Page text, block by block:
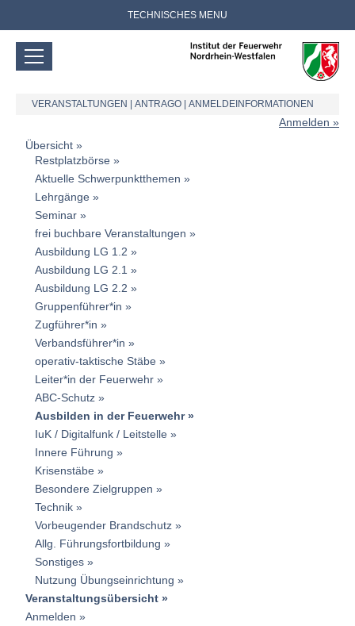
TECHNISCHES MENU
VERANSTALTUNGEN ANTRAGO ANMELDEINFORMATIONEN
Anmelden
Übersicht
Restplatzbörse
Aktuelle Schwerpunktthemen
Lehrgänge
Seminar
frei buchbare Veranstaltungen
Ausbildung LG 1.2
Ausbildung LG 2.1
Ausbildung LG 2.2
Gruppenführer*in
Zugführer*in
Verbandsführer*in
operativ-taktische Stäbe
Leiter*in der Feuerwehr
ABC-Schutz
Ausbilden in der Feuerwehr
IuK / Digitalfunk / Leitstelle
Innere Führung
Krisenstäbe
Besondere Zielgruppen
Technik
Vorbeugender Brandschutz
Allg. Führungsfortbildung
Sonstiges
Nutzung Übungseinrichtung
Veranstaltungsübersicht
Anmelden